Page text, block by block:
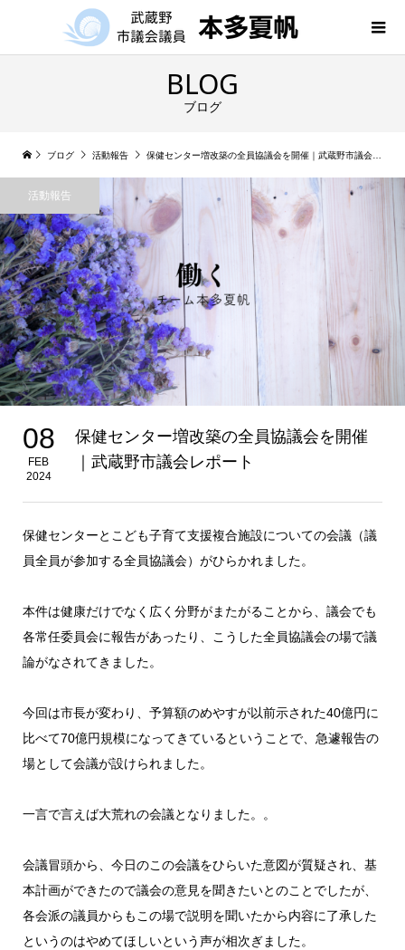
BLOG
ブログ
ブログ 活動報告 保健センター増改築の全員協議会を開催｜武蔵野市議会レポート
活動報告
08
FEB
2024
保健センター増改築の全員協議会を開催
｜武蔵野市議会レポート
保健センターとこども子育て支援複合施設についての会議（議
員全員が参加する全員協議会）がひらかれました。
本件は健康だけでなく広く分野がまたがることから、議会でも
各常任委員会に報告があったり、こうした全員協議会の場で議
論がなされてきました。
今回は市長が変わり、予算額のめやすが以前示された40億円に
比べて70億円規模になってきているということで、急遽報告の
場として会議が設けられました。
一言で言えば大荒れの会議となりました。。
会議冒頭から、今日のこの会議をひらいた意図が質疑され、基
本計画ができたので議会の意見を聞きたいとのことでしたが、
各会派の議員からもこの場で説明を聞いたから内容に了承した
というのはやめてほしいという声が相次ぎました。